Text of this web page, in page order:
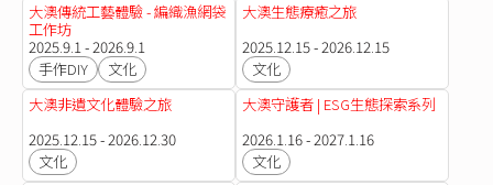
大澳傳統工藝體驗 - 編織漁網袋
工作坊
2025.9.1 - 2026.9.1
手作DIY
文化
大澳生態療癒之旅
2025.12.15 - 2026.12.15
文化
大澳非遺文化體驗之旅
2025.12.15 - 2026.12.30
文化
大澳守護者 | ESG生態探索系列
2026.1.16 - 2027.1.16
文化